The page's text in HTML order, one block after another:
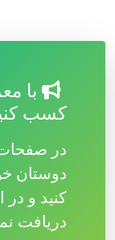
با
کسب
در
دوستان
کنید و
دریافت